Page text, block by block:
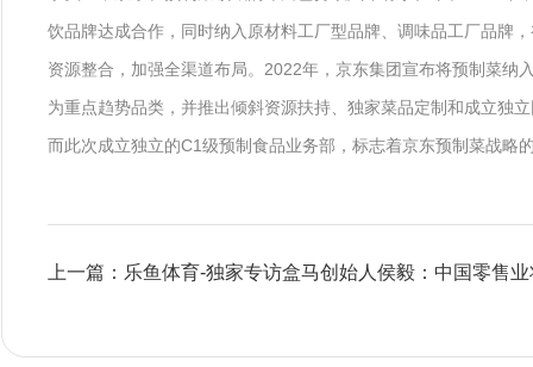
饮品牌达成合作，同时纳入原材料工厂型品牌、调味品工厂品牌
资源整合，加强全渠道布局。2022年，京东集团宣布将预制菜纳
为重点趋势品类，并推出倾斜资源扶持、独家菜品定制和成立独
而此次成立独立的C1级预制食品业务部，标志着京东预制菜战略
上一篇：乐鱼体育-独家专访盒马创始人侯毅：中国零售业